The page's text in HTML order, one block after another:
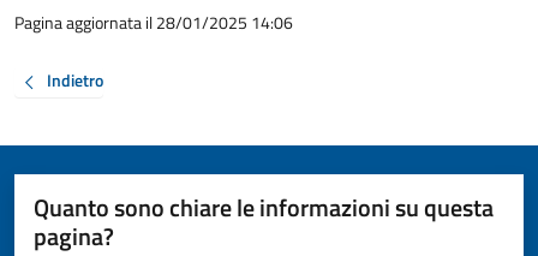
Pagina aggiornata il 28/01/2025 14:06
Indietro
Quanto sono chiare le informazioni su questa
pagina?